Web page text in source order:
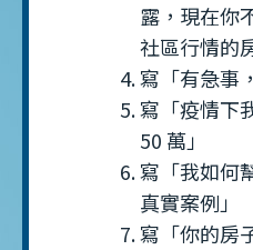
露，現在你
社區行情的
寫「有急事
寫「疫情下
50 萬」
寫「我如何
真實案例」
寫「你的房